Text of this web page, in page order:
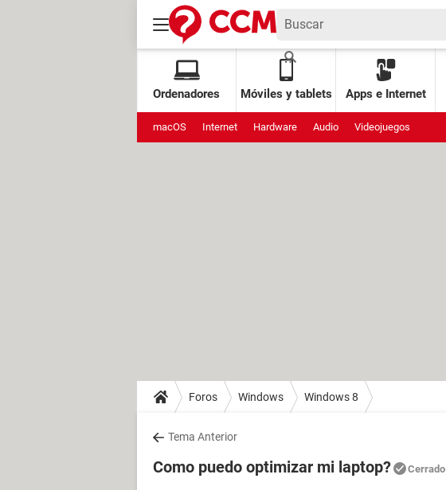
Ordenadores Móviles y tablets Apps e Internet
macOS Internet Hardware Audio Videojuegos
Foros Windows Windows 8
Tema Anterior
Como puedo optimizar mi laptop? Cerrado